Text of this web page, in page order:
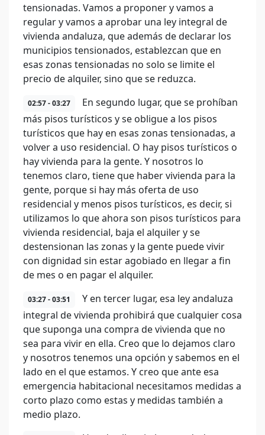
tensionadas. Vamos a proponer y vamos a
regular y vamos a aprobar una ley integral de
vivienda andaluza, que además de declarar los
municipios tensionados, establezcan que en
esas zonas tensionadas no solo se limite el
precio de alquiler, sino que se reduzca.
02:57 - 03:27
En segundo lugar, que se prohíban
más pisos turísticos y se obligue a los pisos
turísticos que hay en esas zonas tensionadas, a
volver a uso residencial. O hay pisos turísticos o
hay vivienda para la gente. Y nosotros lo
tenemos claro, tiene que haber vivienda para la
gente, porque si hay más oferta de uso
residencial y menos pisos turísticos, es decir, si
utilizamos lo que ahora son pisos turísticos para
vivienda residencial, baja el alquiler y se
destensionan las zonas y la gente puede vivir
con dignidad sin estar agobiado en llegar a fin
de mes o en pagar el alquiler.
03:27 - 03:51
Y en tercer lugar, esa ley andaluza
integral de vivienda prohibirá que cualquier cosa
que suponga una compra de vivienda que no
sea para vivir en ella. Creo que lo dejamos claro
y nosotros tenemos una opción y sabemos en el
lado en el que estamos. Y creo que ante esa
emergencia habitacional necesitamos medidas a
corto plazo como estas y medidas también a
medio plazo.